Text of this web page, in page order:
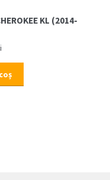
KL (2014-